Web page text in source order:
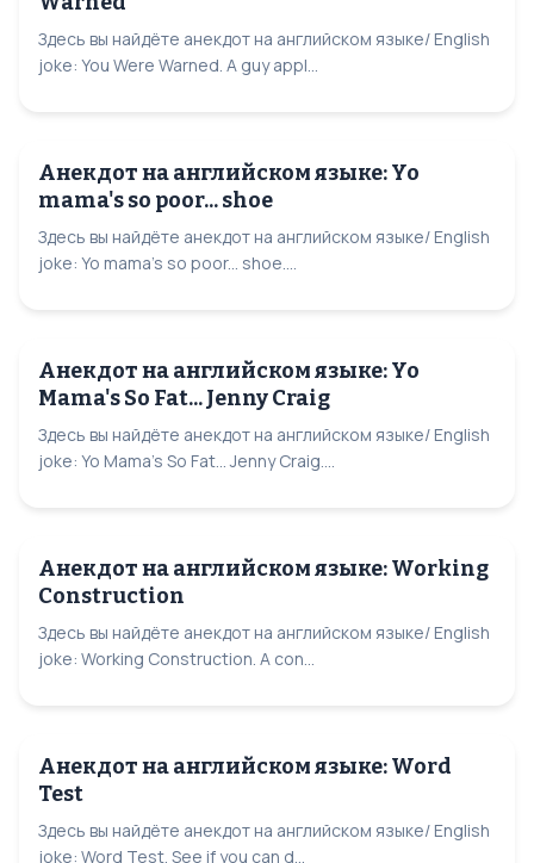
Здесь вы найдёте анекдот на английском языке/ English
joke: You Were Warned. A guy appl...
Анекдот на английском языке: Yo
mama's so poor... shoe
Здесь вы найдёте анекдот на английском языке/ English
joke: Yo mama's so poor... shoe....
Анекдот на английском языке: Yo
Mama's So Fat... Jenny Craig
Здесь вы найдёте анекдот на английском языке/ English
joke: Yo Mama's So Fat... Jenny Craig....
Анекдот на английском языке: Working
Construction
Здесь вы найдёте анекдот на английском языке/ English
joke: Working Construction. A con...
Анекдот на английском языке: Word
Test
Здесь вы найдёте анекдот на английском языке/ English
joke: Word Test. See if you can d...